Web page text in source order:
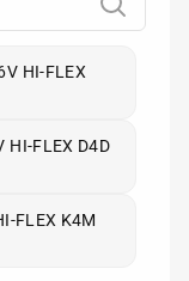
HI-FLEX
HI-FLEX D4D
FLEX K4M